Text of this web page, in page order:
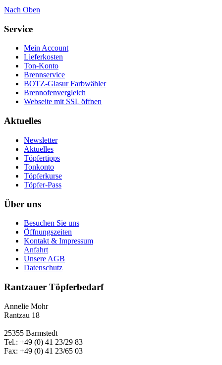
Nach Oben
Service
Mein Account
Lieferkosten
Ton-Konto
Brennservice
BOTZ-Glasur Farbwähler
Brennofenvergleich
Webseite mit SSL öffnen
Aktuelles
Newsletter
Aktuelles
Töpfertipps
Tonkonto
Töpferkurse
Töpfer-Pass
Über uns
Besuchen Sie uns
Öffnungszeiten
Kontakt & Impressum
Anfahrt
Unsere AGB
Datenschutz
Rantzauer Töpferbedarf
Annelie Mohr
Rantzau 18
25355 Barmstedt
Tel.: +49 (0) 41 23/29 83
Fax: +49 (0) 41 23/65 03